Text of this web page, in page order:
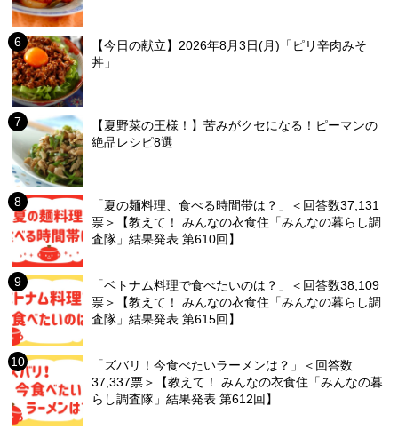
【今日の献立】2026年8月3日(月)「ピリ辛肉みそ
丼」
【夏野菜の王様！】苦みがクセになる！ピーマンの
絶品レシピ8選
「夏の麺料理、食べる時間帯は？」＜回答数37,131
票＞【教えて！ みんなの衣食住「みんなの暮らし調
査隊」結果発表 第610回】
「ベトナム料理で食べたいのは？」＜回答数38,109
票＞【教えて！ みんなの衣食住「みんなの暮らし調
査隊」結果発表 第615回】
「ズバリ！今食べたいラーメンは？」＜回答数
37,337票＞【教えて！ みんなの衣食住「みんなの暮
らし調査隊」結果発表 第612回】